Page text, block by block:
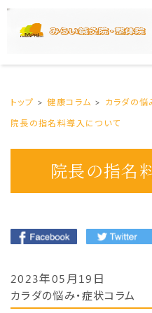
トップ 健康コラム
カラダの悩
院長の指名料導入について
院長の指名
2023年05月19日
カラダの悩み・症状コラム